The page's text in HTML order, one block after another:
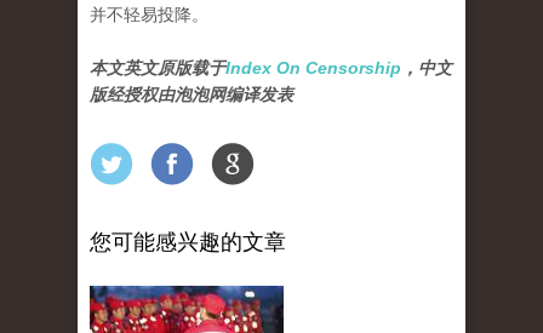
并不轻易投降。
本文英文原版载于Index On Censorship ，中文
版经授权由泡泡网编译发表
您可能感兴趣的文章